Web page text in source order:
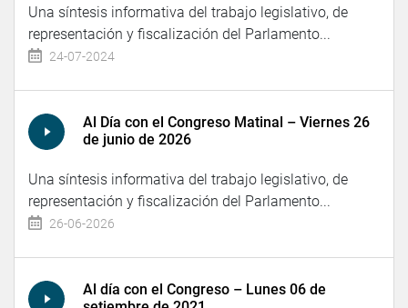
Una síntesis informativa del trabajo legislativo, de
representación y fiscalización del Parlamento...
24-07-2024
Al Día con el Congreso Matinal – Viernes 26
de junio de 2026
Una síntesis informativa del trabajo legislativo, de
representación y fiscalización del Parlamento...
26-06-2026
Al día con el Congreso – Lunes 06 de